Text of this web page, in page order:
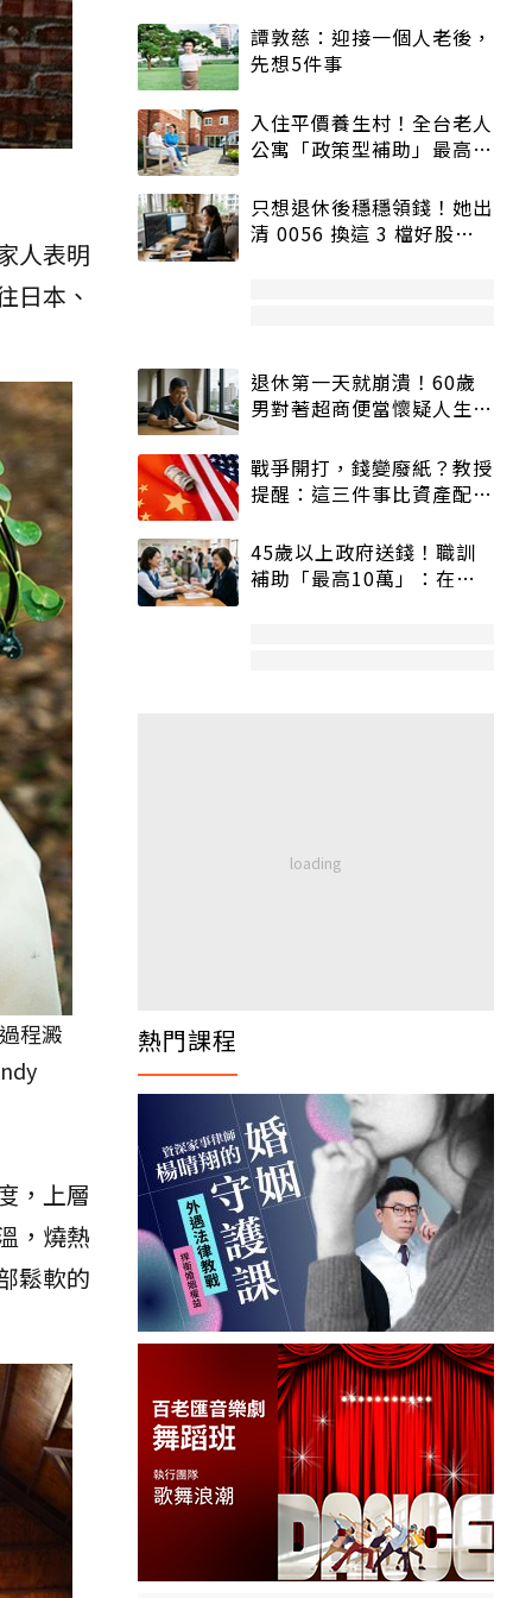
人表明
日本、
程澱
，上層
，燒熱
鬆軟的
譚敦慈：迎接一個人老後，
先想5件事
入住平價養生村！全台老人
公寓「政策型補助」最高打
只想退休後穩穩領錢！她出
清 0056 換這 3 檔好股：
退休第一天就崩潰！60歲
男對著超商便當懷疑人生
戰爭開打，錢變廢紙？教授
提醒：這三件事比資產配置
45歲以上政府送錢！職訓
補助「最高10萬」：在
熱門課程